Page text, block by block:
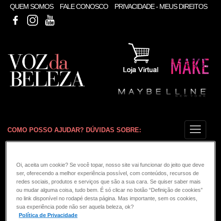
QUEM SOMOS FALE CONOSCO
PRIVACIDADE - MEUS DIREITOS
MAYBELLINE BRASIL
INSTAGRAM
COMO POSSO AJUDAR? DÚVIDAS SOBRE:
Por que a minha máscara de
cílios borra ao decorrer do dia?
Oi, aceita um cookie? Se você topar, nosso site vai funcionar do jeito que deve
ser, oferecendo a melhor experiência possível, com conteúdos, recursos de
redes sociais, produtos e serviços que são a sua cara. Se quiser saber mais
ou mudar alguma coisa, tudo bem. É só clicar no botão “Definição de cookies”
no link disponível no rodapé desta página. Mas importante, sem os cookies,
sua experiência pode não ser aquela beleza, ok?
Política de Privacidade